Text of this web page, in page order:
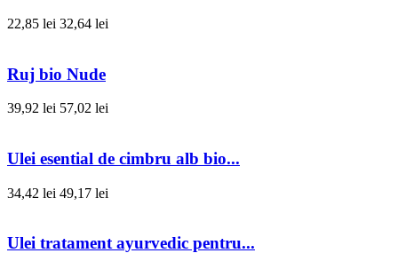
22,85 lei 32,64 lei
Ruj bio Nude
39,92 lei 57,02 lei
Ulei esential de cimbru alb bio...
34,42 lei 49,17 lei
Ulei tratament ayurvedic pentru...